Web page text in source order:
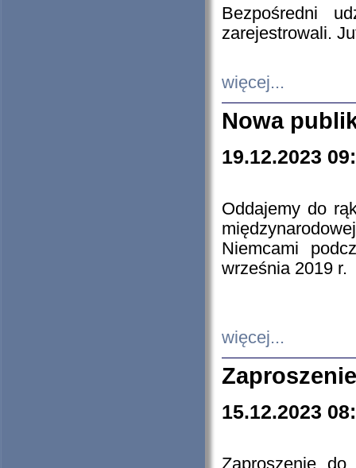
Bezpośredni
zarejestrowali.
więcej...
Nowa
19.12.2023
Oddajemy do
Niemcami
września 2019 r.
więcej...
15.12.2023
Zaproszenie do